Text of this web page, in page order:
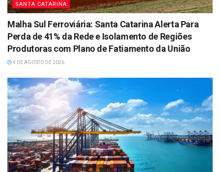
SANTA CATARINA
Malha Sul Ferroviária: Santa Catarina Alerta Para
Perda de 41% da Rede e Isolamento de Regiões
Produtoras com Plano de Fatiamento da União
4 DE AGOSTO DE 2026